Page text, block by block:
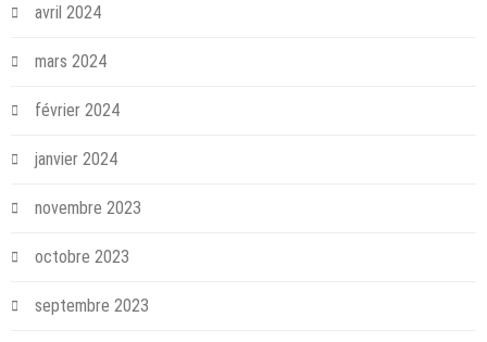
avril 2024
mars 2024
février 2024
janvier 2024
novembre 2023
octobre 2023
septembre 2023